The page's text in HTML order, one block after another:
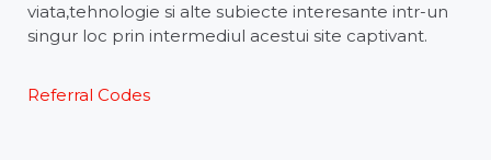
viata,tehnologie si alte subiecte interesante intr-un
singur loc prin intermediul acestui site captivant.
Referral Codes